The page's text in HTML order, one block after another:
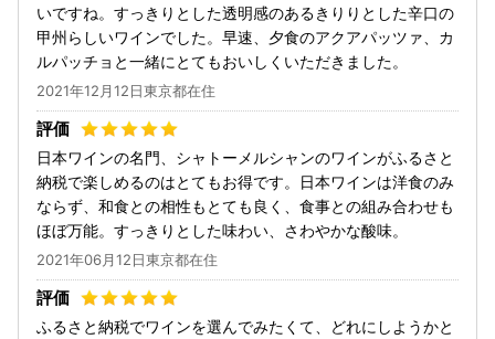
いですね。すっきりとした透明感のあるきりりとした辛口の
甲州らしいワインでした。早速、夕食のアクアパッツァ、カ
ルパッチョと一緒にとてもおいしくいただきました。
2021年12月12日東京都在住
日本ワインの名門、シャトーメルシャンのワインがふるさと
納税で楽しめるのはとてもお得です。日本ワインは洋食のみ
ならず、和食との相性もとても良く、食事との組み合わせも
ほぼ万能。すっきりとした味わい、さわやかな酸味。
2021年06月12日東京都在住
ふるさと納税でワインを選んでみたくて、どれにしようかと